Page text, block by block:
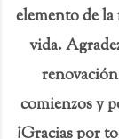
elemento de la
vida.
comienzos y